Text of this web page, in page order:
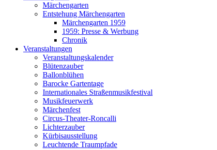
Märchengarten
Entstehung Märchengarten
Märchengarten 1959
1959: Presse & Werbung
Chronik
Veranstaltungen
Veranstaltungskalender
Blütenzauber
Ballonblühen
Barocke Gartentage
Internationales Straßenmusikfestival
Musikfeuerwerk
Märchenfest
Circus-Theater-Roncalli
Lichterzauber
Kürbisausstellung
Leuchtende Traumpfade